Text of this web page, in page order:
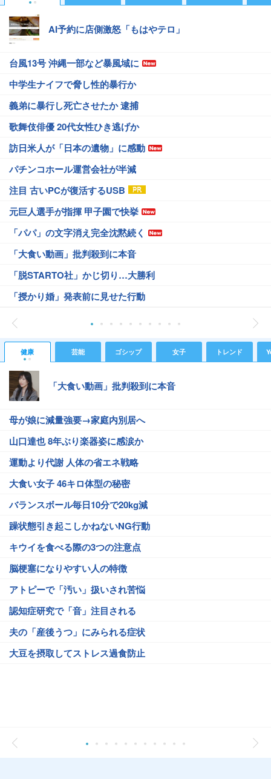
AI予約に店側激怒「もはやテロ」
台風13号 沖縄一部など暴風域に
中学生ナイフで脅し性的暴行か
義弟に暴行し死亡させたか 逮捕
歌舞伎俳優 20代女性ひき逃げか
訪日米人が「日本の遺物」に感動
パチンコホール運営会社が半減
注目 古いPCが復活するUSB
元巨人選手が指揮 甲子園で快挙
「パパ」の文字消え完全沈黙続く
「大食い動画」批判殺到に本音
「脱STARTO社」かじ切り…大勝利
「授かり婚」発表前に見せた行動
健康 芸能 ゴシップ 女子 トレンド
「大食い動画」批判殺到に本音
母が娘に減量強要→家庭内別居へ
山口達也 8年ぶり楽器姿に感涙か
運動より代謝 人体の省エネ戦略
大食い女子 46キロ体型の秘密
バランスボール毎日10分で20kg減
躁状態引き起こしかねないNG行動
キウイを食べる際の3つの注意点
脳梗塞になりやすい人の特徴
アトピーで「汚い」扱いされ苦悩
認知症研究で「音」注目される
夫の「産後うつ」にみられる症状
大豆を摂取してストレス過食防止